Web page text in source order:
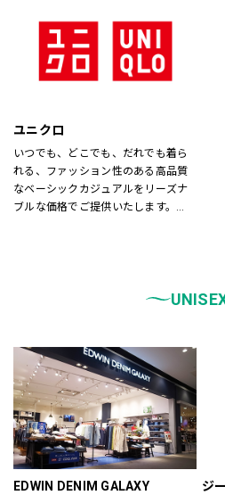
ユニクロ
いつでも、どこでも、だれでも着ら
れる、ファッション性のある高品質
なベーシックカジュアルをリーズナ
ブルな価格でご提供いたします。
などをゾーンに分けて配置し、広
す。
どうぞご来店ください。
EDWIN DENIM GALAXY ジ